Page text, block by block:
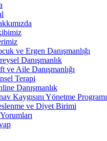
ve Ergen Danışmanlığı
Danışmanlık
ve Aile Danışmanlığı
Terapi
Danışmanlık
Kaygısını Yönetme Programı
ve Diyet Birimi